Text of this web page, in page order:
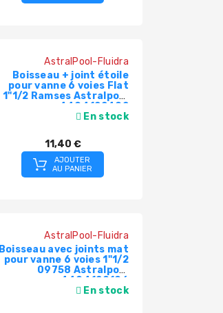
AstralPool-Fluidra
Boisseau + joint étoile
pour vanne 6 voies Flat
1"1/2 Ramses Astralpool
4404122402
En stock
11,40 €
AJOUTER
AU PANIER
AstralPool-Fluidra
Boisseau avec joints mat
pour vanne 6 voies 1"1/2
09758 Astralpool
4404120106
En stock